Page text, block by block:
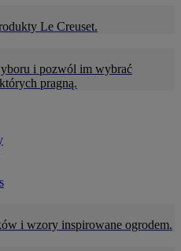
Le Creuset.
i pozwól im wybrać
pragną.
i wzory inspirowane ogrodem.